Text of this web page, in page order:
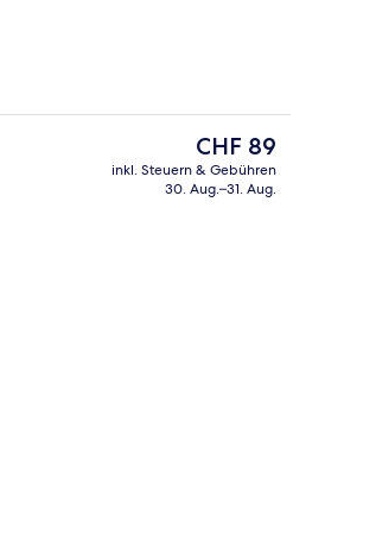
Der
aktuelle
Preis
CHF 89
inkl. Steuern & Gebühren
30. Aug.–31. Aug.